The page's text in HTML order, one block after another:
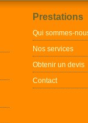
Prestations
Qui sommes-
Nos services
Obtenir un devis
Contact